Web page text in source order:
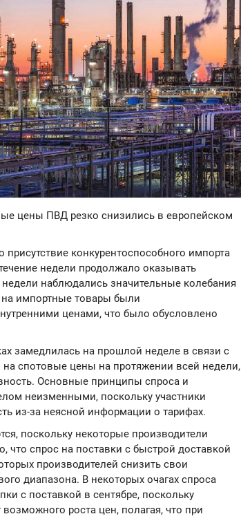
цены ПВД резко снизились в европейском
конкурентоспособного импорта
недели продолжало оказывать
наблюдались значительные колебания
импортные товары были
ценами, что было обусловлено
замедлилась на прошлой неделе в связи с
спотовые цены на протяжении всей недели,
Основные принципы спроса и
неизменными, поскольку участники
из-за неясной информации о тарифах.
поскольку некоторые производители
спрос на поставки с быстрой доставкой
производителей снизить свои
диапазона. В некоторых очагах спроса
с поставкой в сентябре, поскольку
роста цен, полагая, что при